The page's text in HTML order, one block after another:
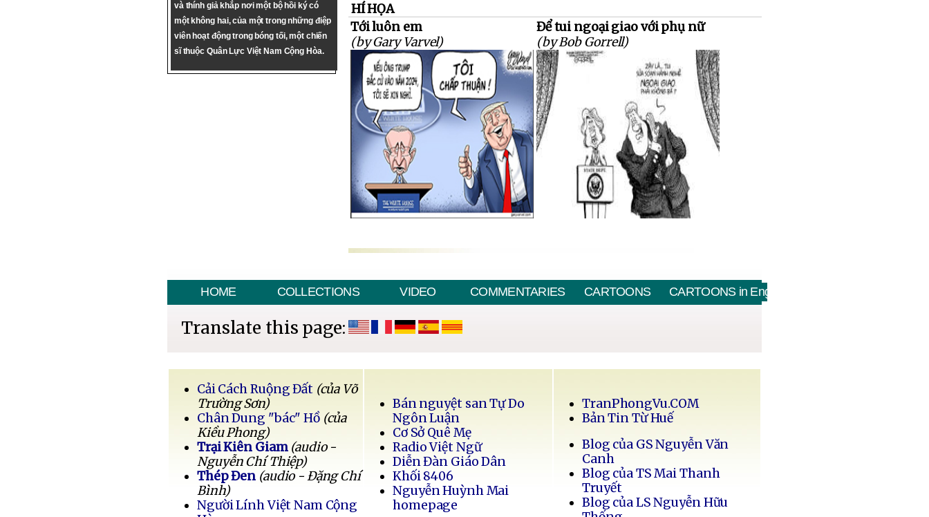
và thính giả khắp nơi một bộ hồi ký có
một không hai, của một trong những điệp
viên hoạt động trong bóng tối, một chiến
sĩ thuộc Quân Lực Việt Nam Cộng Hòa.
HÍ HỌA
Tới luôn em
(by Gary Varvel)
Để tui ngoại giao với phụ nữ
(by Bob Gorrell)
HOME COLLECTIONS VIDEO COMMENTARIES CARTOONS CARTOONS in English
Translate this page:
Cải Cách Ruộng Đất (của Võ
Trường Sơn)
Chân Dung "bác" Hồ (của
Kiều Phong)
Trại Kiên Giam (audio -
Nguyễn Chí Thiệp)
Thép Đen (audio - Đặng Chí
Bình)
Người Lính Việt Nam Cộng
Bán nguyệt san Tự Do
Ngôn Luận
Cơ Sở Quê Mẹ
Radio Việt Ngữ
Diễn Đàn Giáo Dân
Khối 8406
Nguyễn Huỳnh Mai
homepage
TranPhongVu.COM
Bản Tin Từ Huế
Blog của GS Nguyễn Văn
Canh
Blog của TS Mai Thanh
Truyết
Blog của LS Nguyễn Hữu